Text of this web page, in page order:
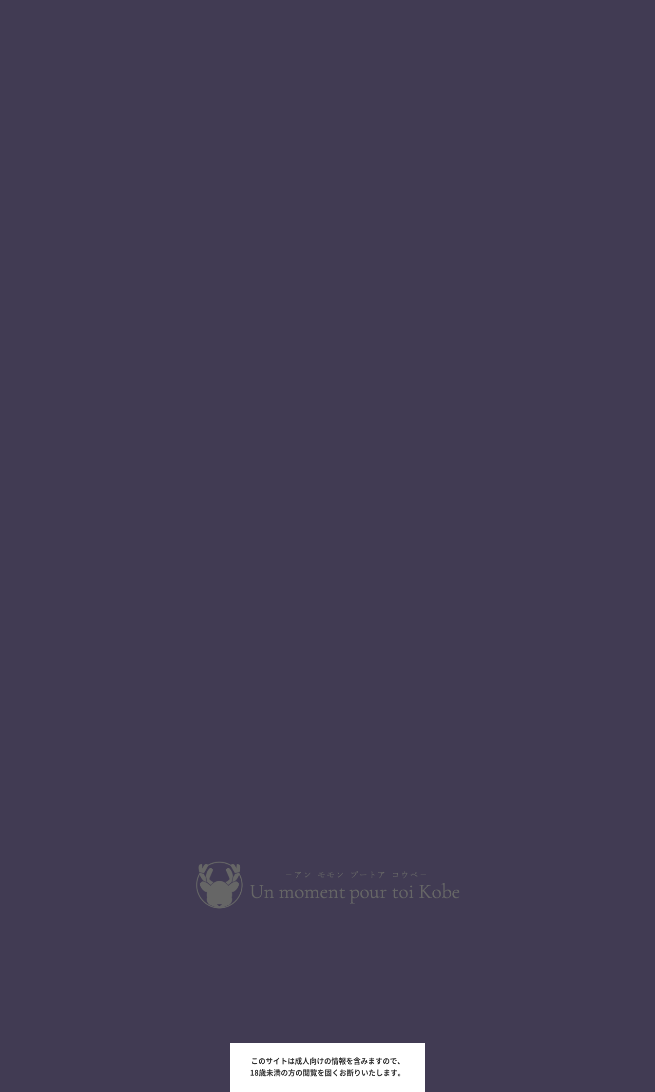
このサイトは成人向けの情報を含みますので、
18歳未満の方の閲覧を固くお断りいたします。